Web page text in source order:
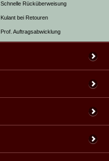
Schnelle Rücküberweisung
Kulant bei Retouren
Prof. Auftragsabwicklung